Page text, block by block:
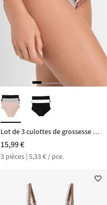
Lot de 3 culottes de grossesse coton
15,99 €
3 pièces | 5,33 € / pce.